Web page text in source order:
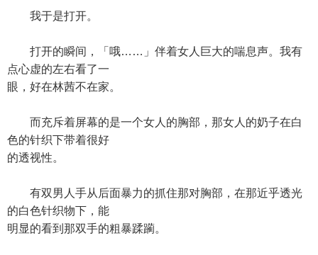
我于是打开。
打开的瞬间，「哦……」伴着女人巨大的喘息声。我有
点心虚的左右看了一
眼，好在林茜不在家。
而充斥着屏幕的是一个女人的胸部，那女人的奶子在白
色的针织下带着很好
的透视性。
有双男人手从后面暴力的抓住那对胸部，在那近乎透光
的白色针织物下，能
明显的看到那双手的粗暴蹂躏。